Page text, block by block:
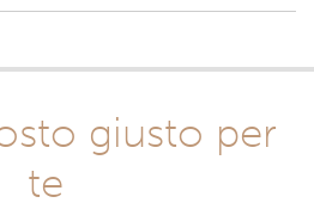
giusto per
te